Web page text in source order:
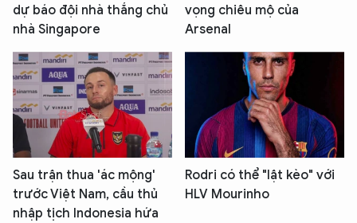
dự báo đội nhà thắng chủ
nhà Singapore
vọng chiêu mộ của
Arsenal
Sau trận thua 'ác mộng'
trước Việt Nam, cầu thủ
nhập tịch Indonesia hứa
Rodri có thể "lật kèo" với
HLV Mourinho